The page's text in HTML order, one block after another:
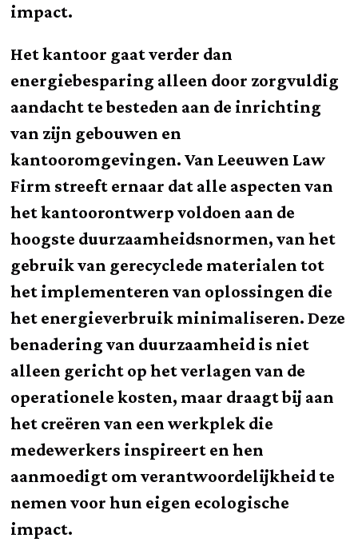
impact.
Het kantoor gaat verder dan
energiebesparing alleen door zorgvuldig
aandacht te besteden aan de inrichting
van zijn gebouwen en
kantooromgevingen. Van Leeuwen Law
Firm streeft ernaar dat alle aspecten van
het kantoorontwerp voldoen aan de
hoogste duurzaamheidsnormen, van het
gebruik van gerecyclede materialen tot
het implementeren van oplossingen die
het energieverbruik minimaliseren. Deze
benadering van duurzaamheid is niet
alleen gericht op het verlagen van de
operationele kosten, maar draagt bij aan
het creëren van een werkplek die
medewerkers inspireert en hen
aanmoedigt om verantwoordelijkheid te
nemen voor hun eigen ecologische
impact.